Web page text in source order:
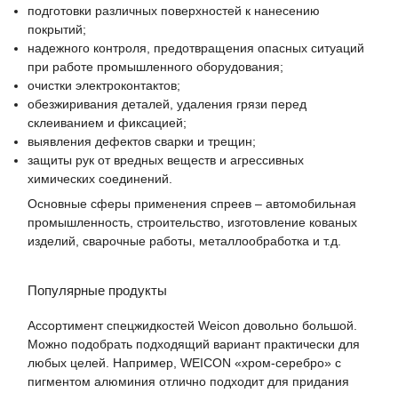
подготовки различных поверхностей к нанесению
покрытий;
надежного контроля, предотвращения опасных ситуаций
при работе промышленного оборудования;
очистки электроконтактов;
обезжиривания деталей, удаления грязи перед
склеиванием и фиксацией;
выявления дефектов сварки и трещин;
защиты рук от вредных веществ и агрессивных
химических соединений.
Основные сферы применения спреев – автомобильная
промышленность, строительство, изготовление кованых
изделий, сварочные работы, металлообработка и т.д.
Популярные продукты
Ассортимент спецжидкостей Weicon довольно большой.
Можно подобрать подходящий вариант практически для
любых целей. Например, WEICON «хром-серебро» с
пигментом алюминия отлично подходит для придания